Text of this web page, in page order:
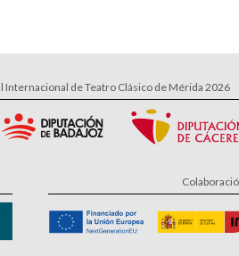
Internacional de Teatro Clásico de Mérida 2026